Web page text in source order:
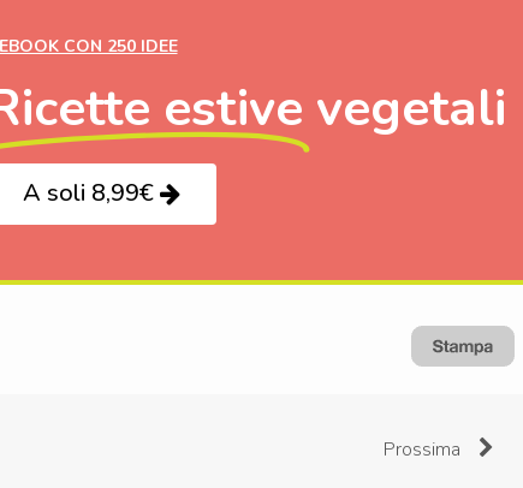
CON 250 IDEE
estive vegetali
A soli 8,99€
Prossima